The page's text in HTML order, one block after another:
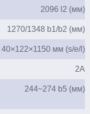
2096 l2 (мм)
1270/1348 b1/b2 (мм)
40×122×1150 мм (s/e/l)
2А
244~274 b5 (мм)